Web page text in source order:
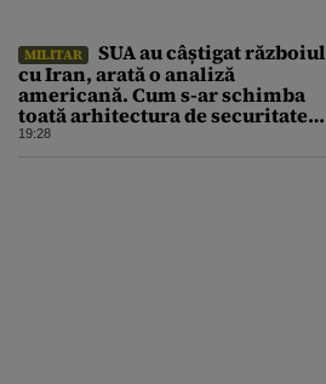
MILITAR
SUA au câștigat războiul
cu Iran, arată o analiză
americană. Cum s-ar schimba
toată arhitectura de securitate
din Orientul Mijlociu
19:28